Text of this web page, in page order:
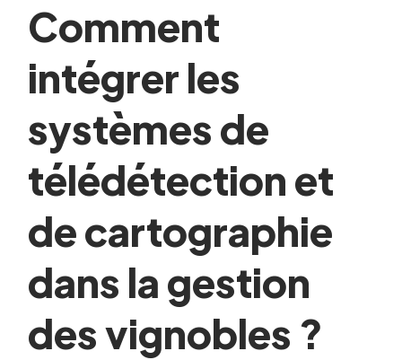
Comment
intégrer les
systèmes de
télédétection et
de cartographie
dans la gestion
des vignobles ?